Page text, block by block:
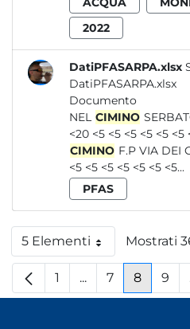
2022
DatiPFASARPA.xlsx
DatiPFASARPA.xlsx
Documento
NEL CIMINO
<20 <5 <5 <5 <5 <5 <5
CIMINO F.P VIA DEI
<5 <5 <5 <5 <5 <5 <5...
PFAS
5 ElementiPer paginaMostrati
Pagina
1 ...PaginePagina
7 Pagina
8 9